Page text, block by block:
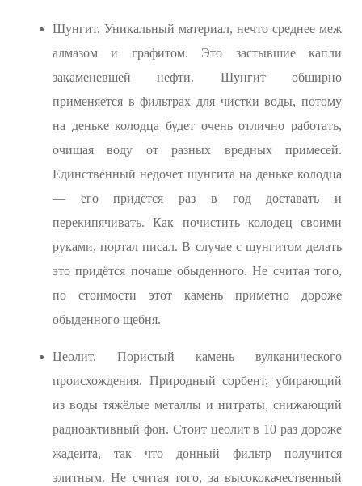
Шунгит. Уникальный материал, нечто среднее меж
алмазом и графитом. Это застывшие капли
закаменевшей нефти. Шунгит обширно
применяется в фильтрах для чистки воды, потому
на деньке колодца будет очень отлично работать,
очищая воду от разных вредных примесей.
Единственный недочет шунгита на деньке колодца
— его придётся раз в год доставать и
перекипячивать. Как почистить колодец своими
руками, портал писал. В случае с шунгитом делать
это придётся почаще обыденного. Не считая того,
по стоимости этот камень приметно дороже
обыденного щебня.
Цеолит. Пористый камень вулканического
происхождения. Природный сорбент, убирающий
из воды тяжёлые металлы и нитраты, снижающий
радиоактивный фон. Стоит цеолит в 10 раз дороже
жадеита, так что донный фильтр получится
элитным. Не считая того, за высококачественный